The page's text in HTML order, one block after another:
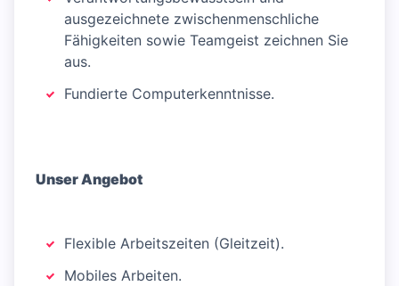
ausgezeichnete zwischenmenschliche
Fähigkeiten sowie Teamgeist zeichnen Sie
aus.
Fundierte Computerkenntnisse.
Unser Angebot
Flexible Arbeitszeiten (Gleitzeit).
Mobiles Arbeiten.